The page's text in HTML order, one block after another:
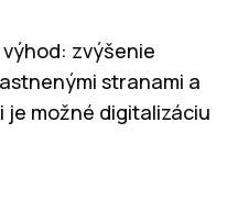
zvýšenie
stranami a
je možné digitalizáciu